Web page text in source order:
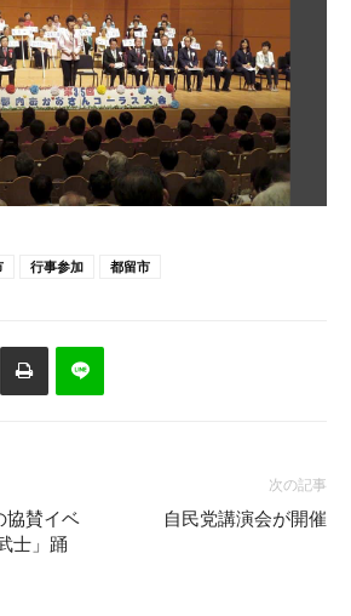
行事参加 都留市
協賛イベ
士」踊
次の記事
自民党講演会が開催